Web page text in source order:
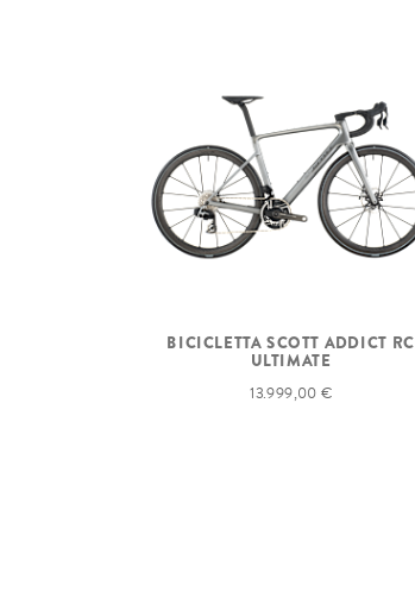
BICICLETTA SCOTT ADDICT RC
ULTIMATE
13.999,00 €